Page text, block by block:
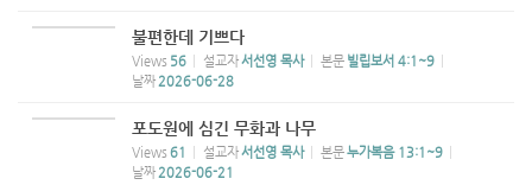
불편한데 기쁘다
Views 56 설교자서선영 목사 본문 빌립보서 4:1~9
날짜 2026-06-28
포도원에 심긴 무화과 나무
Views 61 설교자서선영 목사 본문누가복음 13:1~9
날짜 2026-06-21